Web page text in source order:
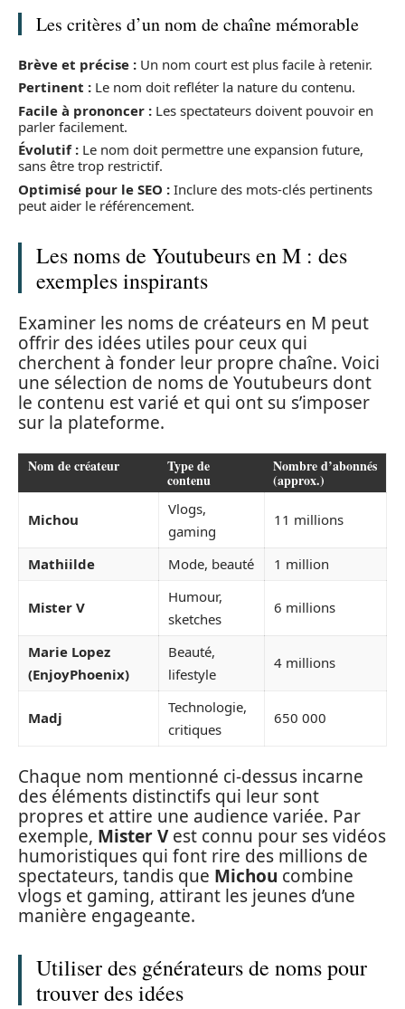
Les critères d’un nom de chaîne mémorable
Brève et précise : Un nom court est plus facile à retenir.
Pertinent : Le nom doit refléter la nature du contenu.
Facile à prononcer : Les spectateurs doivent pouvoir en
parler facilement.
Évolutif : Le nom doit permettre une expansion future,
sans être trop restrictif.
Optimisé pour le SEO : Inclure des mots-clés pertinents
peut aider le référencement.
Les noms de Youtubeurs en M : des
exemples inspirants
Examiner les noms de créateurs en M peut
offrir des idées utiles pour ceux qui
cherchent à fonder leur propre chaîne. Voici
une sélection de noms de Youtubeurs dont
le contenu est varié et qui ont su s’imposer
sur la plateforme.
Nom de créateur Type de
contenu
Nombre d’abonnés
(approx.)
Michou
Vlogs,
gaming
11 millions
Mathiilde Mode, beauté 1 million
Mister V
Humour,
sketches
6 millions
Marie Lopez
(EnjoyPhoenix)
Beauté,
lifestyle
4 millions
Madj
Technologie,
critiques
650 000
Chaque nom mentionné ci-dessus incarne
des éléments distinctifs qui leur sont
propres et attire une audience variée. Par
exemple, Mister Vest connu pour ses vidéos
humoristiques qui font rire des millions de
spectateurs, tandis que Michou combine
vlogs et gaming, attirant les jeunes d’une
manière engageante.
Utiliser des générateurs de noms pour
trouver des idées